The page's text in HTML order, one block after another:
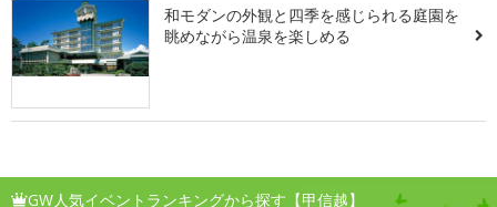
和モダンの外観と四季を感じられる庭園を
眺めながら温泉を楽しめる
GW人気イベントランキングから探す【甲信越】